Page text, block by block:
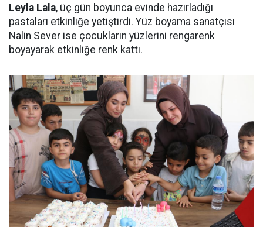
Leyla Lala, üç gün boyunca evinde hazırladığı
pastaları etkinliğe yetiştirdi. Yüz boyama sanatçısı
Nalin Sever ise çocukların yüzlerini rengarenk
boyayarak etkinliğe renk kattı.